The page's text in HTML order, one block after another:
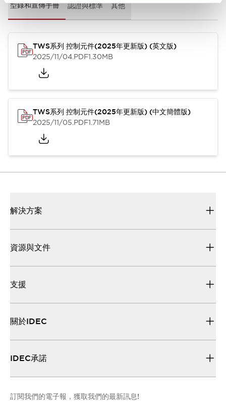
型錄和宣傳手冊 認證與標準 其他
TWS系列 控制元件(2025年更新版) (英文版)
2025/11/04.PDF1.30MB
TWS系列 控制元件(2025年更新版) (中文簡體版)
2025/11/05.PDF1.71MB
解決方案
資源與文件
支援
關於IDEC
IDEC承諾
訂閱我們的電子報，獲取我們的最新訊息!